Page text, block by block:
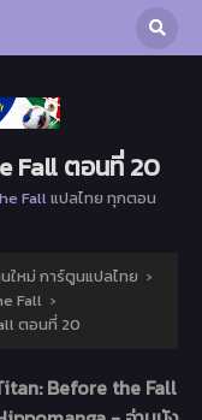
Fall ตอนที่ 20
Fallแปลไทย ทุกตอน
ใหม่ การ์ตูนแปลไทย ›
Fall ›
ตอนที่ 20
Before the Fall